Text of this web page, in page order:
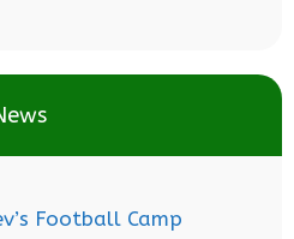
Football Camp